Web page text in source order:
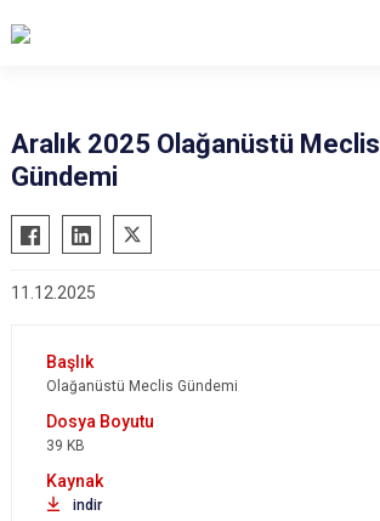
Aralık 2025 Olağanüstü Meclis
Gündemi
11.12.2025
Olağanüstü Meclis Gündemi
39 KB
indir